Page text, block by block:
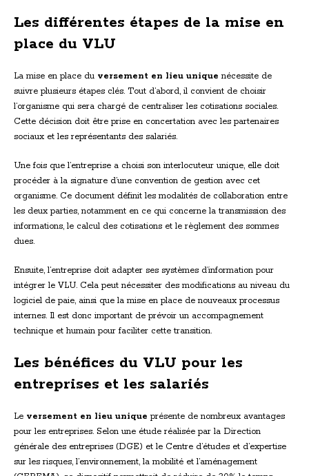
Les différentes étapes de la mise en
place du VLU
La mise en place du versement en lieu unique nécessite de
suivre plusieurs étapes clés. Tout d’abord, il convient de choisir
l’organisme qui sera chargé de centraliser les cotisations sociales.
Cette décision doit être prise en concertation avec les partenaires
sociaux et les représentants des salariés.
Une fois que l’entreprise a choisi son interlocuteur unique, elle doit
procéder à la signature d’une convention de gestion avec cet
organisme. Ce document définit les modalités de collaboration entre
les deux parties, notamment en ce qui concerne la transmission des
informations, le calcul des cotisations et le règlement des sommes
dues.
Ensuite, l’entreprise doit adapter ses systèmes d’information pour
intégrer le VLU. Cela peut nécessiter des modifications au niveau du
logiciel de paie, ainsi que la mise en place de nouveaux processus
internes. Il est donc important de prévoir un accompagnement
technique et humain pour faciliter cette transition.
Les bénéfices du VLU pour les
entreprises et les salariés
Le versement en lieu unique présente de nombreux avantages
pour les entreprises. Selon une étude réalisée par la Direction
générale des entreprises (DGE) et le Centre d’études et d’expertise
sur les risques, l’environnement, la mobilité et l’aménagement